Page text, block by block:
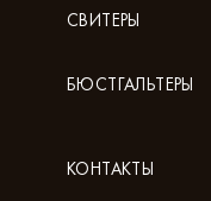
СВИТЕРЫ
БЮСТГАЛЬТЕРЫ
КОНТАКТЫ